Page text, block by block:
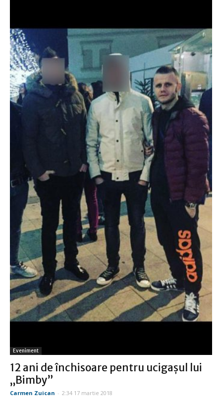
Eveniment
12 ani de închisoare pentru ucigaşul lui
„Bimby”
Carmen Zuican - 2:34 17 martie 2018